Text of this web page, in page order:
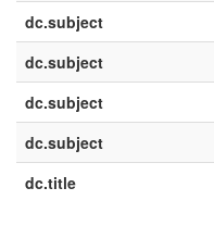
dc.subject
dc.subject
dc.subject
dc.subject
dc.title